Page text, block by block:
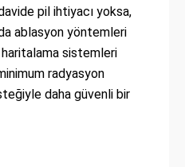
pil ihtiyacı yoksa,
ablasyon yöntemleri
sistemleri
radyasyon
daha güvenli bir